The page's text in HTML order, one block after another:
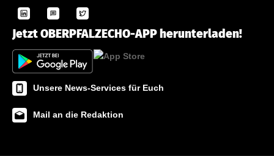
Jetzt OBERPFALZECHO-APP herunterladen!
Unsere News-Services für Euch
Mail an die Redaktion